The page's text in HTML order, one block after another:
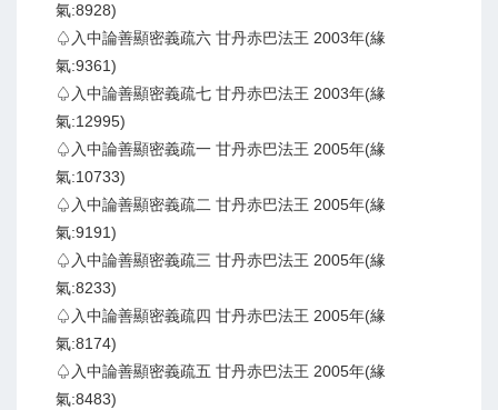
氣:8928)
♤入中論善顯密義疏六 甘丹赤巴法王 2003年(緣
氣:9361)
♤入中論善顯密義疏七 甘丹赤巴法王 2003年(緣
氣:12995)
♤入中論善顯密義疏一 甘丹赤巴法王 2005年(緣
氣:10733)
♤入中論善顯密義疏二 甘丹赤巴法王 2005年(緣
氣:9191)
♤入中論善顯密義疏三 甘丹赤巴法王 2005年(緣
氣:8233)
♤入中論善顯密義疏四 甘丹赤巴法王 2005年(緣
氣:8174)
♤入中論善顯密義疏五 甘丹赤巴法王 2005年(緣
氣:8483)